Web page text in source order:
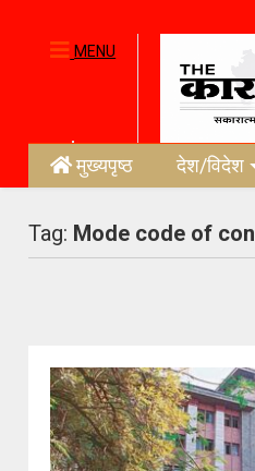
MENU
मुख्यपृष्ठ देश/विदेश
Tag: Mode code of